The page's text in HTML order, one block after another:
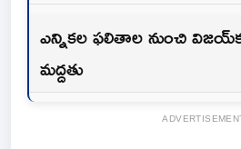
ఎన్నికల ఫలితాల నుంచి
మద్దతు